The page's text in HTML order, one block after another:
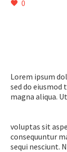
0
Lorem ipsum
sed do
magna aliqua.
voluptas sit
consequuntur
sequi nesciunt.